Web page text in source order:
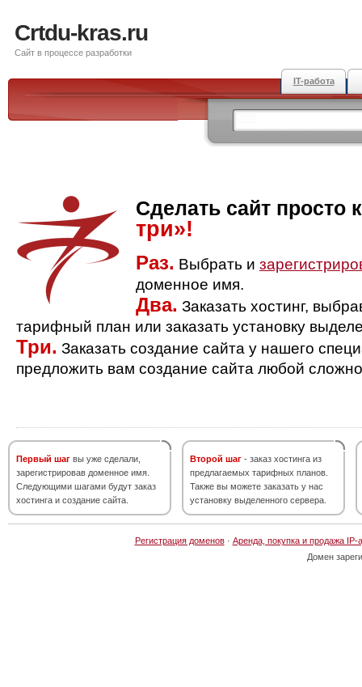
Crtdu-kras.ru
Сайт в процессе разработки
IT-работа
Сделать сайт просто
три»!
Раз. Выбрать и
доменное имя.
Два. Заказать хостинг,
тарифный план или заказать установку
Три. Заказать создание сайта у нашего
предложить вам создание сайта любой
Первый шаг вы уже сделали,
зарегистрировав доменное имя.
Следующими шагами будут заказ
хостинга и создание сайта.
Второй шаг - заказ хостинга из
предлагаемых тарифных планов.
Также вы можете заказать у нас
установку выделенного сервера.
Регистрация доменов· Аренда, покупка и продажа IP-
Домен